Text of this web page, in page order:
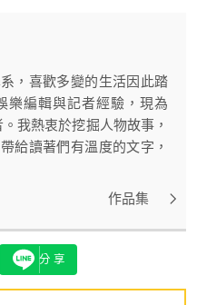
，喜歡多變的生活因此踏
樂編輯與記者經驗，現為
我熱衷於挖掘人物故事，
給讀著們有溫度的文字，
作品集
分享